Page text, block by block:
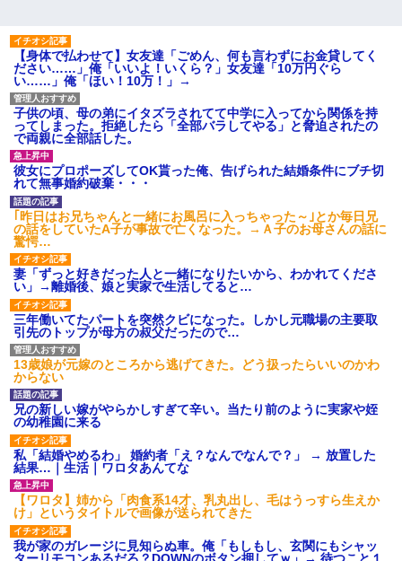
果・・・
私「初めて飲む味だけどなん
のお茶？」彼「ちっ！」私「」
【GIF】JSのカンチョーワロ
タ
後続車にクラクションを鳴ら
され彼氏が逆切れ。「何クラク
ション鳴らしてんだ！降りてこ
いよ！」と怒鳴りだし...
【衝撃】報酬100万円超の治験
募集がこちらｗｗｗｗｗ(※画像
あり)
【ネット騒然】惨殺されたタ
ワマン頂き女子のこの動画、す
げえええええｗｗｗｗｗｗｗｗ
ｗｗｗ
【愕然】白のクラウン俺氏、
高速道路左車線を制限速度で走
った結果wwwwwwwwwwww
百年の恋12-899 食べた量を
張り合ってくる
【悲報】佐藤輝明・・・２軍
でも盛大にやらかす←あまり悲
しませないでくれ
【身体で払わせて】女友達「ごめん、何も言わずにお金貸してく
ださい……」俺「いいよ！いくら？」女友達「10万円ぐら
い……」俺「ほい！10万！」→
子供の頃、母の弟にイタズラされてて中学に入ってから関係を持
ってしまった。拒絶したら「全部バラしてやる」と脅迫されたの
で両親に全部話した。
彼女にプロポーズしてOK貰った俺、告げられた結婚条件にブチ切
れて無事婚約破棄・・・
｢昨日はお兄ちゃんと一緒にお風呂に入っちゃった～｣とか毎日兄
の話をしていたA子が事故で亡くなった。→Ａ子のお母さんの話に
驚愕…
妻「ずっと好きだった人と一緒になりたいから、わかれてくださ
い」→離婚後、娘と実家で生活してると…
三年働いてたパートを突然クビになった。しかし元職場の主要取
引先のトップが母方の叔父だったので…
13歳娘が元嫁のところから逃げてきた。どう扱ったらいいのかわ
からない
兄の新しい嫁がやらかしすぎて辛い。当たり前のように実家や姪
の幼稚園に来る
私「結婚やめるわ」 婚約者「え？なんでなんで？」 → 放置した
結果…｜生活｜ワロタあんてな
【ワロタ】姉から「肉食系14才、乳丸出し、毛はうっすら生えか
け」というタイトルで画像が送られてきた
我が家のガレージに見知らぬ車。俺「もしもし、玄関にもシャッ
ターリモコンあるだろ？DOWNのボタン押してｗ」→ 待つこと１